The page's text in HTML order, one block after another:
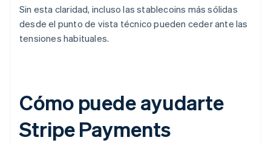
Sin esta claridad, incluso las stablecoins más sólidas
desde el punto de vista técnico pueden ceder ante las
tensiones habituales.
Cómo puede ayudarte
Stripe Payments